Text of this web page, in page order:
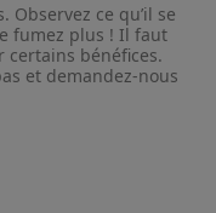
Observez ce qu’il se
fumez plus ! Il faut
bénéfices.
et demandez-nous